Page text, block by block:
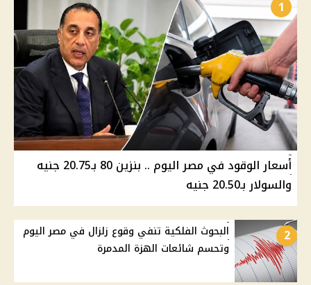
1
أسعار الوقود في مصر اليوم .. بنزين 80 بـ20.75 جنيه
والسولار بـ20.50 جنيه
2
البحوث الفلكية تنفي وقوع زلزال في مصر اليوم
وتحسم شائعات الهزة المدمرة